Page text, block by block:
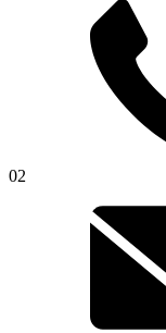
02